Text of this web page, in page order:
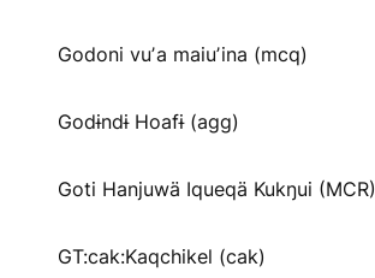
Godoni vuʼa maiuʼina (mcq)
Godɨndɨ Hoafɨ (agg)
Goti Hanjuwä Iqueqä Kukŋui (MCR)
GT:cak:Kaqchikel (cak)